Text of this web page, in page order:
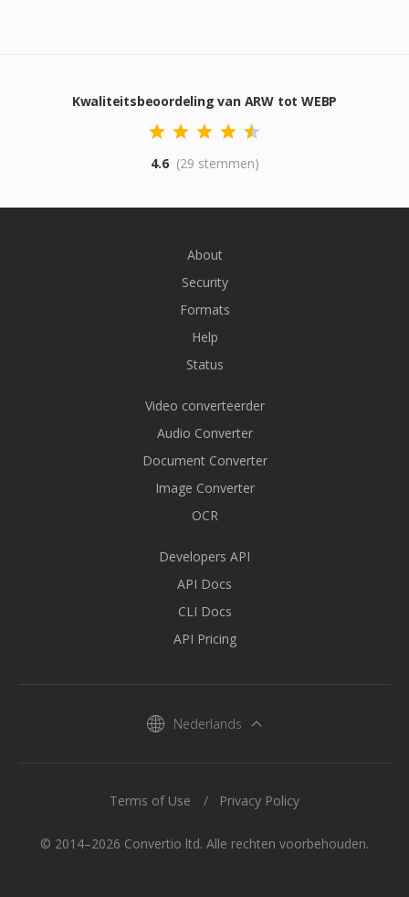
Kwaliteitsbeoordeling van ARW tot WEBP
4.6 (29 stemmen)
About
Security
Formats
Help
Status
Video converteerder
Audio Converter
Document Converter
Image Converter
OCR
Developers API
API Docs
CLI Docs
API Pricing
Nederlands
© 2014–2026 Convertio ltd. Alle rechten voorbehouden.
Terms of Use Privacy Policy